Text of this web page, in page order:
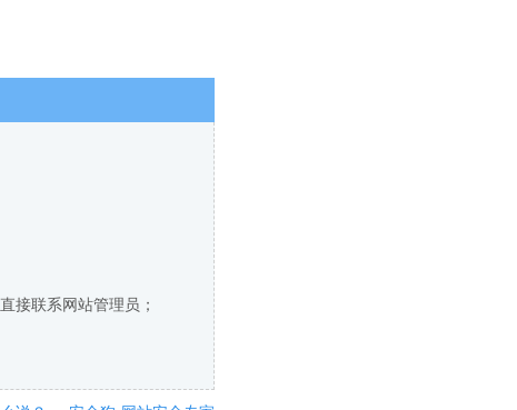
接联系网站管理员；